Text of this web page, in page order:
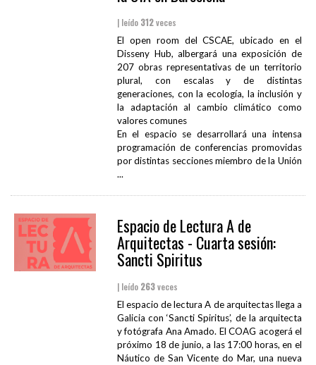
| leído 312veces
El open room del CSCAE, ubicado en el
Disseny Hub, albergará una exposición de
207 obras representativas de un territorio
plural, con escalas y de distintas
generaciones, con la ecología, la inclusión y
la adaptación al cambio climático como
valores comunes
En el espacio se desarrollará una intensa
programación de conferencias promovidas
por distintas secciones miembro de la Unión
...
Espacio de Lectura A de
Arquitectas - Cuarta sesión:
Sancti Spiritus
| leído 263veces
El espacio de lectura A de arquitectas llega a
Galicia con ‘Sancti Spiritus’, de la arquitecta
y fotógrafa Ana Amado. El COAG acogerá el
próximo 18 de junio, a las 17:00 horas, en el
Náutico de San Vicente do Mar, una nueva